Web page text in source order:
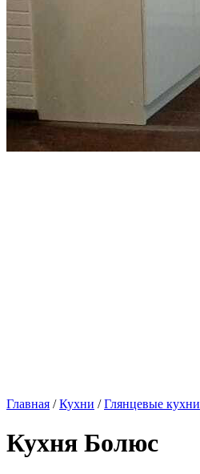
Главная /Кухни /Глянцевые кухни
Кухня Болюс